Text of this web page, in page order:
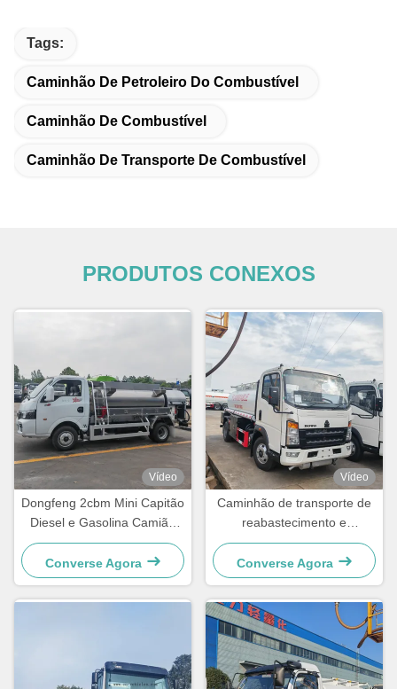
Tags:
Caminhão De Petroleiro Do Combustível
Caminhão De Combustível
Caminhão De Transporte De Combustível
PRODUTOS CONEXOS
Vídeo
Dongfeng 2cbm Mini Capitão
Diesel e Gasolina Camião
Dispensador de Combustível
Converse Agora
Vídeo
Caminhão de transporte de
reabastecimento e
distribuição de combustível
com tanque de óleo HOWO
RHD
Converse Agora